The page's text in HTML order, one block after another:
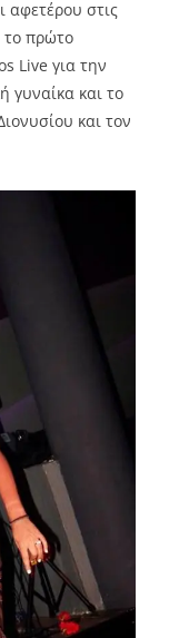
αφετέρου στις
το πρώτο
Live για την
γυναίκα και το
και τον